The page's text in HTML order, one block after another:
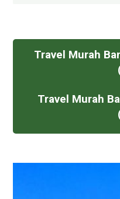
Travel Murah
Travel Murah